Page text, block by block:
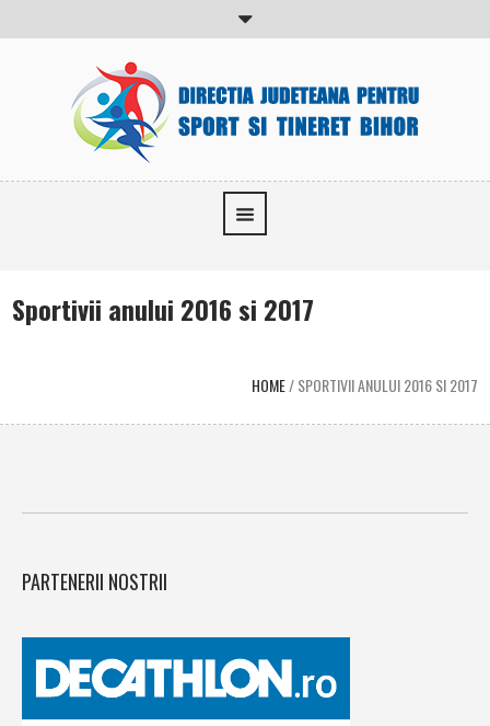
Sportivii anului 2016 si 2017
HOME/SPORTIVII ANULUI 2016 SI 2017
PARTENERII NOSTRII